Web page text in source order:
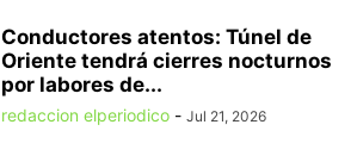
Conductores atentos: Túnel de
Oriente tendrá cierres nocturnos
por labores de...
redaccion elperiodico - Jul 21, 2026